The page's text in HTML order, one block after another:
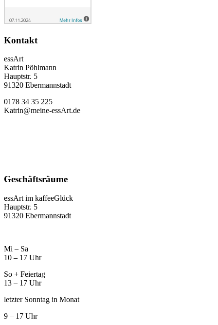
Kontakt
essArt
Katrin Pöhlmann
Hauptstr. 5
91320 Ebermannstadt
0178 34 35 225
Katrin@meine-essArt.de
Geschäftsräume
essArt im kaffeeGlück
Hauptstr. 5
91320 Ebermannstadt
Mi – Sa
10 – 17 Uhr
So + Feiertag
13 – 17 Uhr
letzter Sonntag in Monat
9 – 17 Uhr